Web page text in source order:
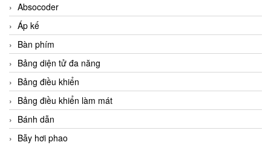
Absocoder
Áp kế
Bàn phím
Bảng diện tử đa năng
Bảng điều khiển
Bảng điều khiển làm mát
Bánh dẫn
Bẫy hơi phao